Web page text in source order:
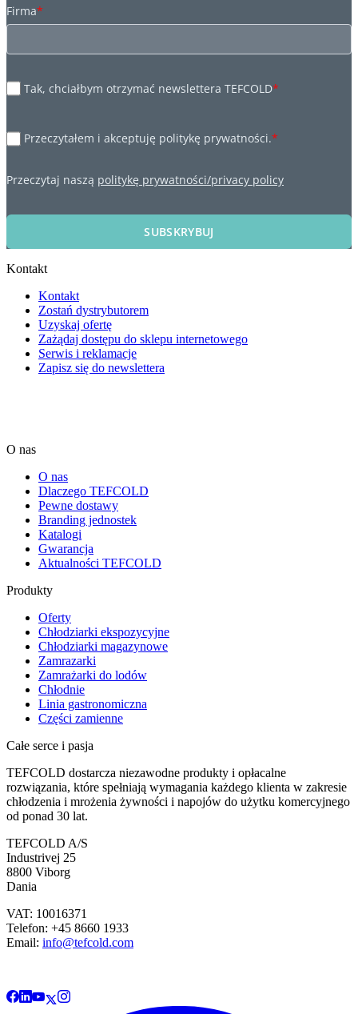
Firma*
Tak, chciałbym otrzymać newslettera TEFCOLD*
Przeczytałem i akceptuję politykę prywatności.*
Przeczytaj naszą politykę prywatności/privacy policy
SUBSKRYBUJ
Kontakt
Kontakt
Zostań dystrybutorem
Uzyskaj ofertę
Zażądaj dostępu do sklepu internetowego
Serwis i reklamacje
Zapisz się do newslettera
O nas
O nas
Dlaczego TEFCOLD
Pewne dostawy
Branding jednostek
Katalogi
Gwarancja
Aktualności TEFCOLD
Produkty
Oferty
Chłodziarki ekspozycyjne
Chłodziarki magazynowe
Zamrazarki
Zamrażarki do lodów
Chłodnie
Linia gastronomiczna
Części zamienne
Całe serce i pasja
TEFCOLD dostarcza niezawodne produkty i opłacalne
rozwiązania, które spełniają wymagania każdego klienta w zakresie
chłodzenia i mrożenia żywności i napojów do użytku komercyjnego
od ponad 30 lat.
TEFCOLD A/S
Industrivej 25
8800 Viborg
Dania
VAT: 10016371
Telefon: +45 8660 1933
Email: info@tefcold.com